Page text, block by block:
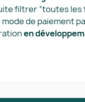
filtrer “toutes les
mode de paiement
en